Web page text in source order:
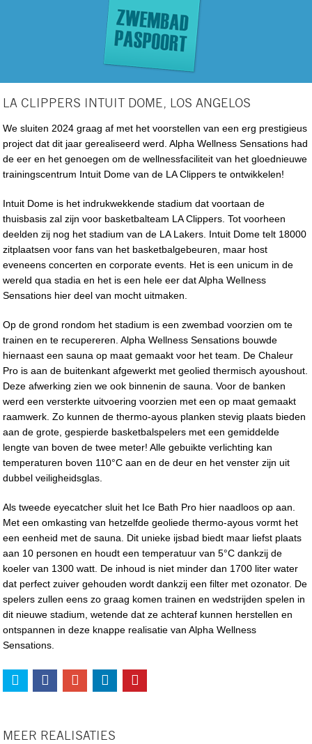
LA CLIPPERS INTUIT DOME, LOS ANGELOS
We sluiten 2024 graag af met het voorstellen van een erg prestigieus
project dat dit jaar gerealiseerd werd. Alpha Wellness Sensations had
de eer en het genoegen om de wellnessfaciliteit van het gloednieuwe
trainingscentrum Intuit Dome van de LA Clippers te ontwikkelen!
Intuit Dome is het indrukwekkende stadium dat voortaan de
thuisbasis zal zijn voor basketbalteam LA Clippers. Tot voorheen
deelden zij nog het stadium van de LA Lakers. Intuit Dome telt 18000
zitplaatsen voor fans van het basketbalgebeuren, maar host
eveneens concerten en corporate events. Het is een unicum in de
wereld qua stadia en het is een hele eer dat Alpha Wellness
Sensations hier deel van mocht uitmaken.
Op de grond rondom het stadium is een zwembad voorzien om te
trainen en te recupereren. Alpha Wellness Sensations bouwde
hiernaast een sauna op maat gemaakt voor het team. De Chaleur
Pro is aan de buitenkant afgewerkt met geolied thermisch ayoushout.
Deze afwerking zien we ook binnenin de sauna. Voor de banken
werd een versterkte uitvoering voorzien met een op maat gemaakt
raamwerk. Zo kunnen de thermo-ayous planken stevig plaats bieden
aan de grote, gespierde basketbalspelers met een gemiddelde
lengte van boven de twee meter! Alle gebuikte verlichting kan
temperaturen boven 110°C aan en de deur en het venster zijn uit
dubbel veiligheidsglas.
Als tweede eyecatcher sluit het Ice Bath Pro hier naadloos op aan.
Met een omkasting van hetzelfde geoliede thermo-ayous vormt het
een eenheid met de sauna. Dit unieke ijsbad biedt maar liefst plaats
aan 10 personen en houdt een temperatuur van 5°C dankzij de
koeler van 1300 watt. De inhoud is niet minder dan 1700 liter water
dat perfect zuiver gehouden wordt dankzij een filter met ozonator. De
spelers zullen eens zo graag komen trainen en wedstrijden spelen in
dit nieuwe stadium, wetende dat ze achteraf kunnen herstellen en
ontspannen in deze knappe realisatie van Alpha Wellness
Sensations.
MEER REALISATIES